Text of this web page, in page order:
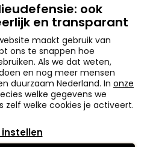
ook
en transparant
maakt gebruik van
ons te snappen hoe
Als we dat weten,
en nog meer mensen
duurzaam Nederland. In onze
welke gegevens we
zelf welke cookies je activeert.
instellen
van Friends of the Earth